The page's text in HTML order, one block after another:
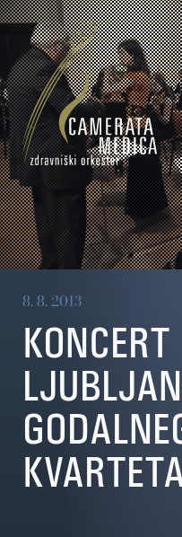
8. 8. 2013
KONCERT